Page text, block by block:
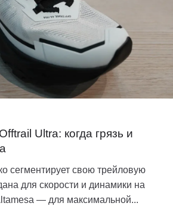
Ultra: когда грязь и
сегментирует свою трейловую
для скорости и динамики на
— для максимальной...